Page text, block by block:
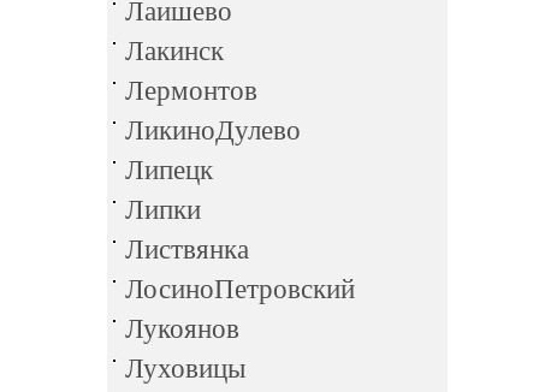
Лаишево
Лакинск
Лермонтов
ЛикиноДулево
Липецк
Липки
Листвянка
ЛосиноПетровский
Лукоянов
Луховицы